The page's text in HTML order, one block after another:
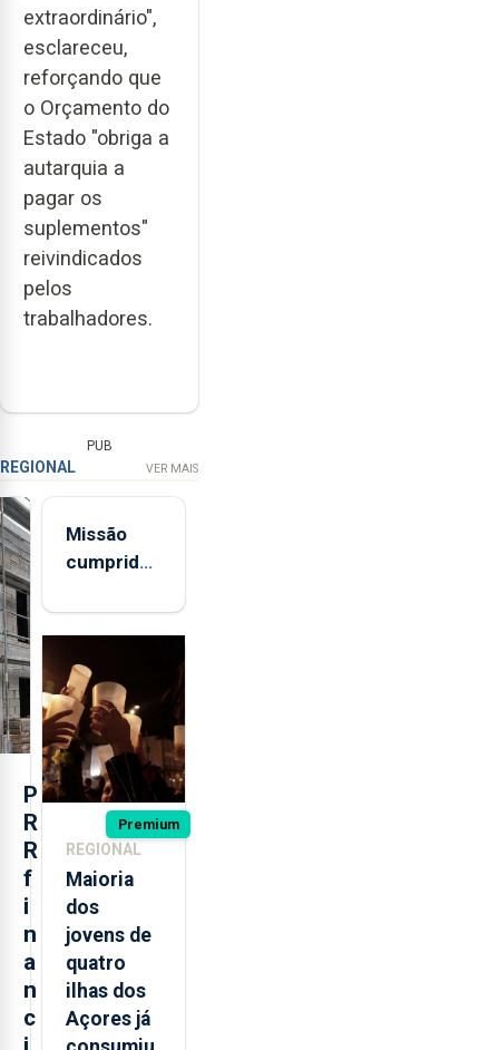
extraordinário",
esclareceu,
reforçando que
o Orçamento do
Estado "obriga a
autarquia a
pagar os
suplementos"
reivindicados
pelos
trabalhadores.
PUB
REGIONAL VER MAIS
P
R
R
f
i
n
a
n
c
Missão
cumprida:
açorianos
após
missão na
Roménia
Premium
REGIONAL
Maioria
dos
jovens de
quatro
ilhas dos
Açores já